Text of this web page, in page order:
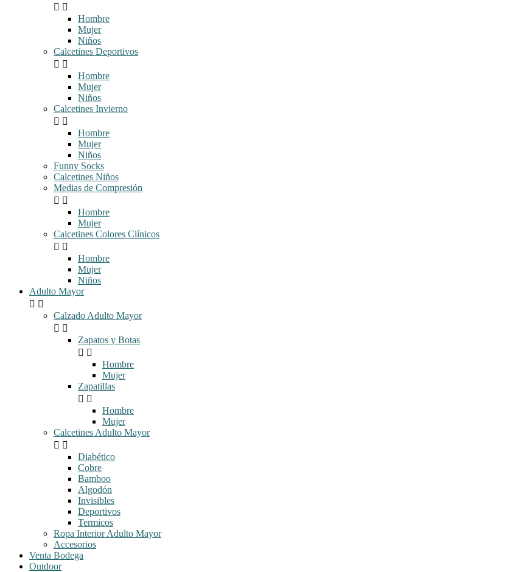
 
Hombre
Mujer
Niños
Calcetines Deportivos
 
Hombre
Mujer
Niños
Calcetines Invierno
 
Hombre
Mujer
Niños
Funny Socks
Calcetines Niños
Medias de Compresión
 
Hombre
Mujer
Calcetines Colores Clínicos
 
Hombre
Mujer
Niños
Adulto Mayor
 
Calzado Adulto Mayor
 
Zapatos y Botas
 
Hombre
Mujer
Zapatillas
 
Hombre
Mujer
Calcetines Adulto Mayor
 
Diabético
Cobre
Bamboo
Algodón
Invisibles
Deportivos
Termicos
Ropa Interior Adulto Mayor
Accesorios
Venta Bodega
Outdoor